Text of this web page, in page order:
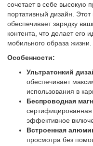
сочетает в себе высокую
портативный дизайн.
обеспечивает зарядку
контента, что делает
мобильного образа жизни.
Особенности:
Ультратонкий
обеспечивает
использования в
Беспроводная
эффективное
Встроенная
просмотра без